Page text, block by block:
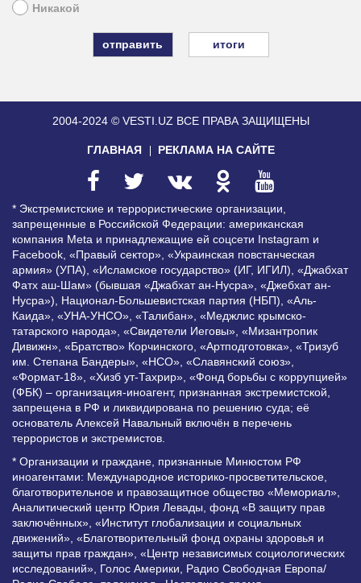
Никакой
итоги
2004-2024 © VESTI.UZ ВСЕ ПРАВА ЗАЩИЩЕНЫ
ГЛАВНАЯ РЕКЛАМА НА САЙТЕ
* Экстремистские и террористические организации,
запрещенные в Российской Федерации: американская
компания Meta и принадлежащие ей соцсети Instagram и
Facebook, «Правый сектор», «Украинская повстанческая
армия» (УПА), «Исламское государство» (ИГ, ИГИЛ), «Джабхат
Фатх аш-Шам» (бывшая «Джабхат ан-Нусра», «Джебхат ан-
Нусра»), Национал-Большевистская партия (НБП), «Аль-
Каида», «УНА-УНСО», «Талибан», «Меджлис крымско-
татарского народа», «Свидетели Иеговы», «Мизантропик
Дивижн», «Братство» Корчинского, «Артподготовка», «Тризуб
им. Степана Бандеры», «НСО», «Славянский союз»,
«Формат-18», «Хизб ут-Тахрир», «Фонд борьбы с коррупцией»
(ФБК) – организация-иноагент, признанная экстремистской,
запрещена в РФ и ликвидирована по решению суда; её
основатель Алексей Навальный включён в перечень
террористов и экстремистов.
* Организации и граждане, признанные Минюстом РФ
иноагентами: Международное историко-просветительское,
благотворительное и правозащитное общество «Мемориал»,
Аналитический центр Юрия Левады, фонд «В защиту прав
заключённых», «Институт глобализации и социальных
движений», «Благотворительный фонд охраны здоровья и
защиты прав граждан», «Центр независимых социологических
исследований», Голос Америки, Радио Свободная Европа/